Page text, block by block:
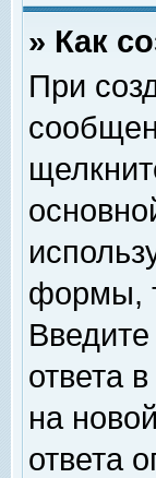
» Как
При
формы,
ответа
на
ответа